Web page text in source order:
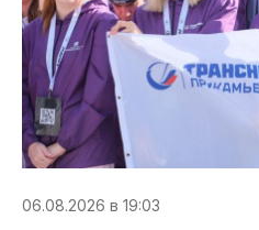
06.08.2026 в 19:03